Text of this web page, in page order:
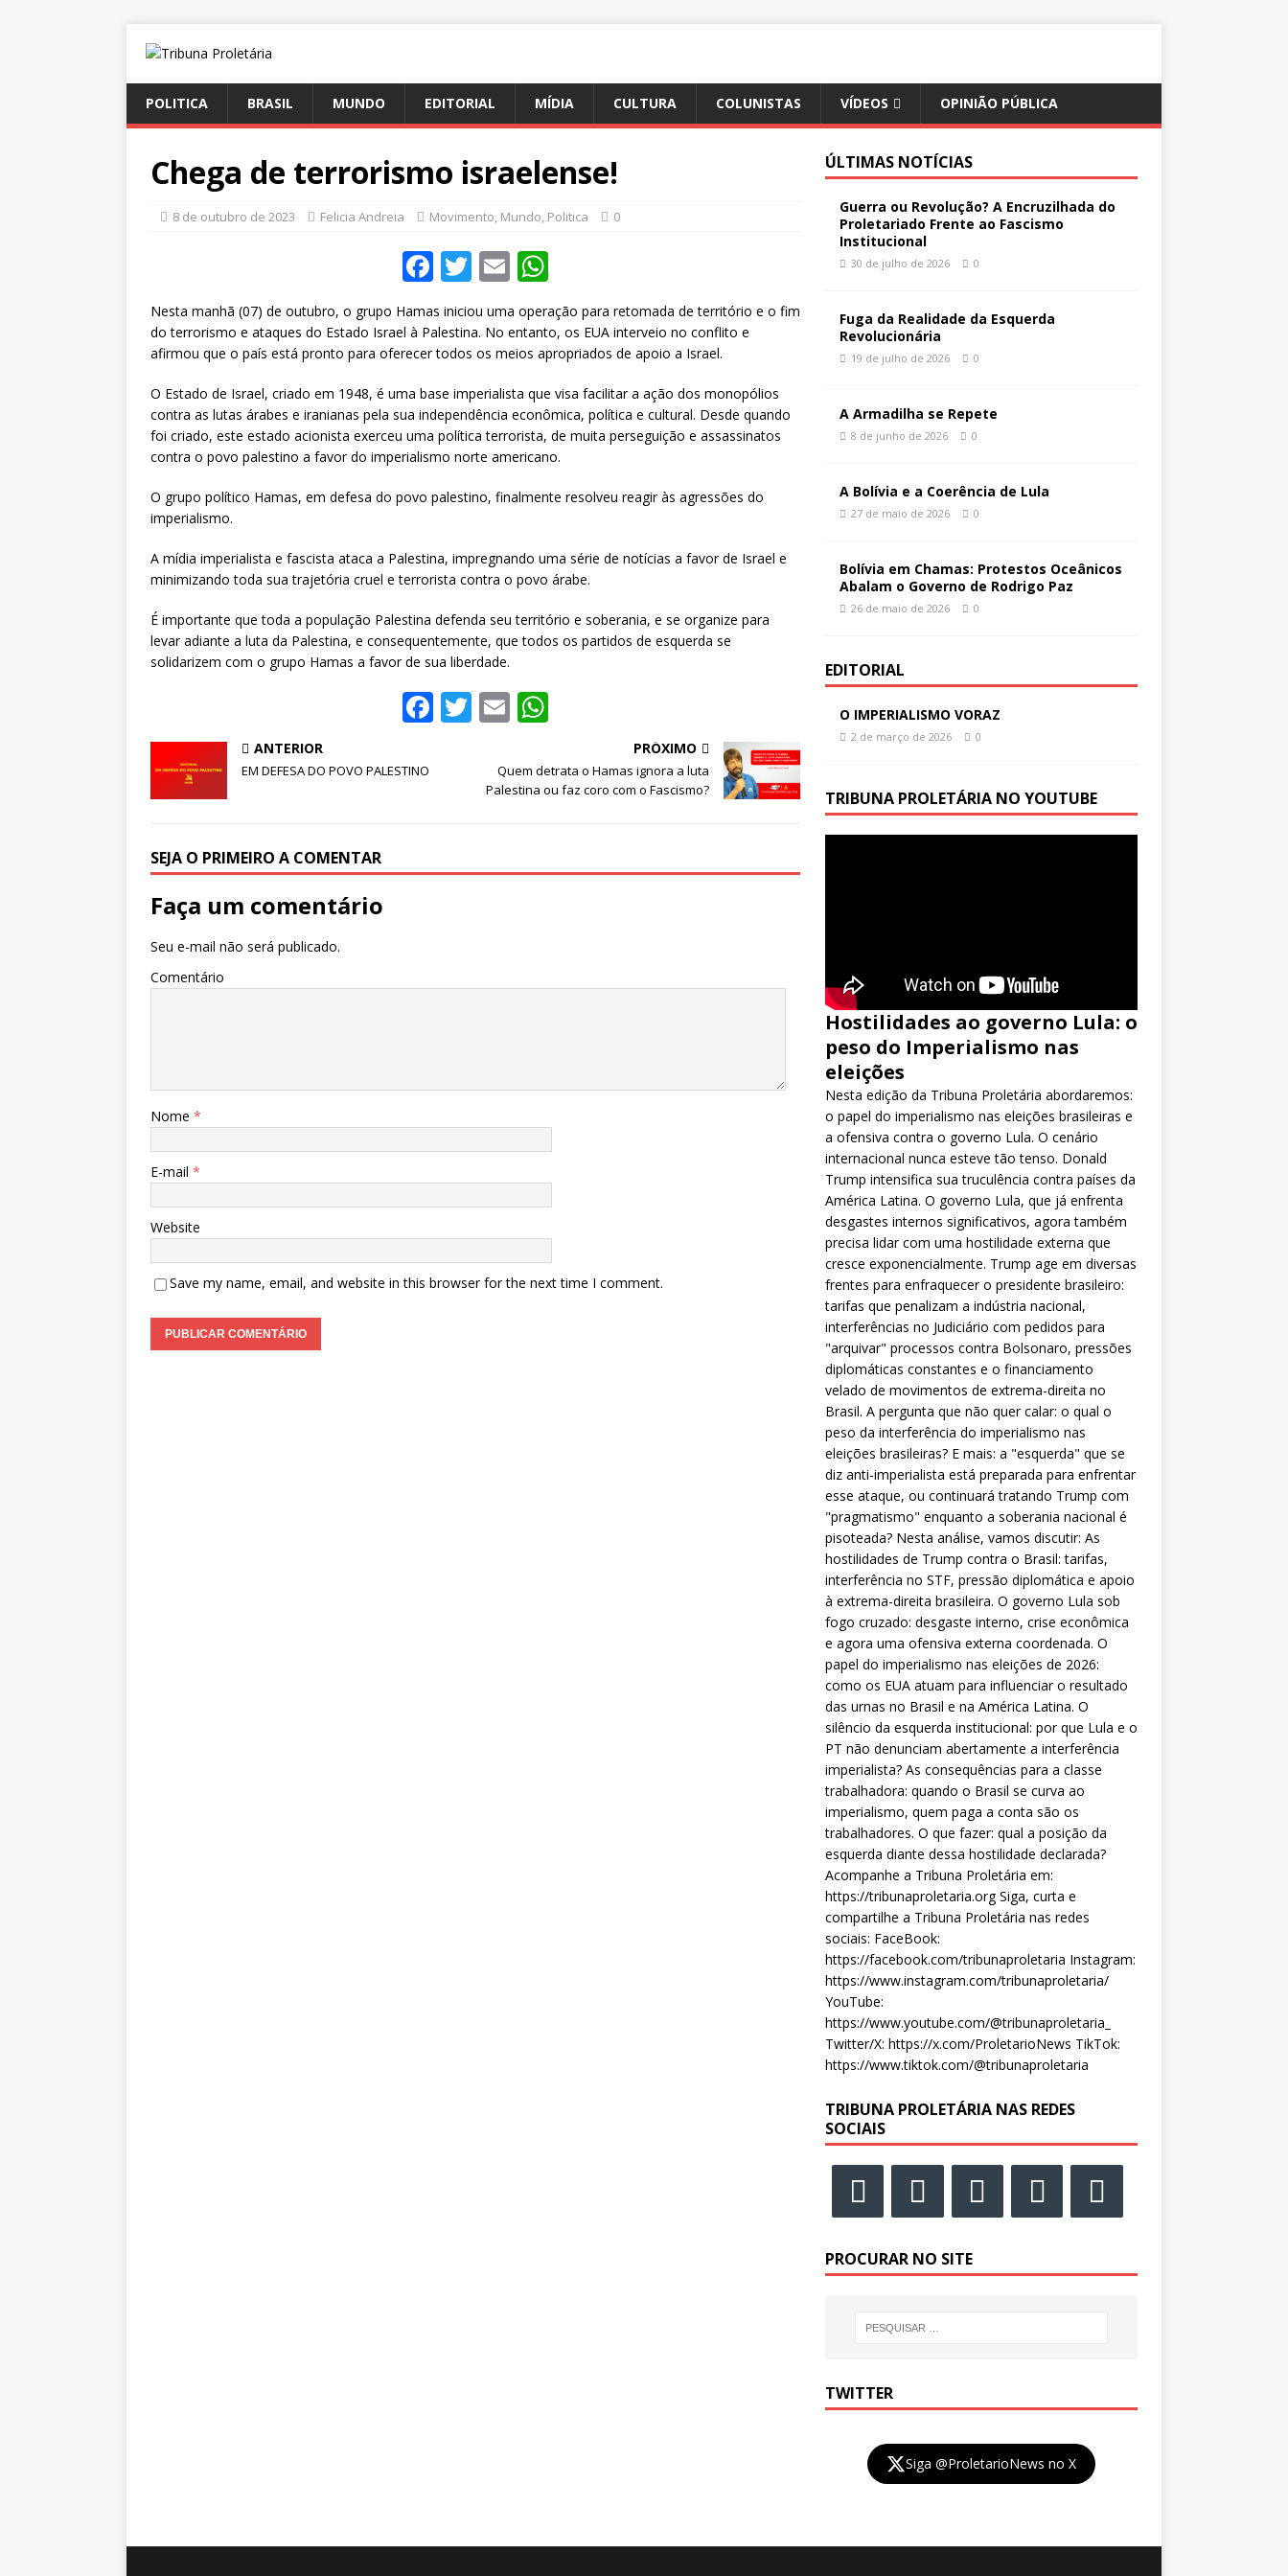
POLITICA BRASIL MUNDO EDITORIAL MÍDIA CULTURA COLUNISTAS VÍDEOS OPINIÃO PÚBLICA
Chega de terrorismo israelense!
8 de outubro de 2023 Felicia Andreia Movimento, Mundo, Politica 0
F
a
c
e
b
o
o
k
T
it
te
r
E
ai
l
h
at
s
A
p
p
Nesta manhã (07) de outubro, o grupo Hamas iniciou uma operação para retomada de território e o fim
do terrorismo e ataques do Estado Israel à Palestina. No entanto, os EUA interveio no conflito e
afirmou que o país está pronto para oferecer todos os meios apropriados de apoio a Israel.
O Estado de Israel, criado em 1948, é uma base imperialista que visa facilitar a ação dos monopólios
contra as lutas árabes e iranianas pela sua independência econômica, política e cultural. Desde quando
foi criado, este estado acionista exerceu uma política terrorista, de muita perseguição e assassinatos
contra o povo palestino a favor do imperialismo norte americano.
O grupo político Hamas, em defesa do povo palestino, finalmente resolveu reagir às agressões do
imperialismo.
A mídia imperialista e fascista ataca a Palestina, impregnando uma série de notícias a favor de Israel e
minimizando toda sua trajetória cruel e terrorista contra o povo árabe.
É importante que toda a população Palestina defenda seu território e soberania, e se organize para
levar adiante a luta da Palestina, e consequentemente, que todos os partidos de esquerda se
solidarizem com o grupo Hamas a favor de sua liberdade.
F T
it
te
E
ai
l
at
s
ANTERIOR
EM DEFESA DO POVO PALESTINO
PRÓXIMO
Quem detrata o Hamas ignora a luta
Palestina ou faz coro com o Fascismo?
SEJA O PRIMEIRO A COMENTAR
Faça um comentário
Seu e-mail não será publicado.
Comentário
Nome *
E-mail *
Website
Save my name, email, and website in this browser for the next time I comment.
ÚLTIMAS NOTÍCIAS
Guerra ou Revolução? A Encruzilhada do
Proletariado Frente ao Fascismo
Institucional
30 de julho de 2026 0
Fuga da Realidade da Esquerda
Revolucionária
19 de julho de 2026 0
A Armadilha se Repete
8 de junho de 2026 0
A Bolívia e a Coerência de Lula
27 de maio de 2026 0
Bolívia em Chamas: Protestos Oceânicos
Abalam o Governo de Rodrigo Paz
26 de maio de 2026 0
EDITORIAL
O IMPERIALISMO VORAZ
2 de março de 2026 0
TRIBUNA PROLETÁRIA NO YOUTUBE
Hostilidades ao governo Lula: o
peso do Imperialismo nas
eleições
Nesta edição da Tribuna Proletária abordaremos:
o papel do imperialismo nas eleições brasileiras e
a ofensiva contra o governo Lula. O cenário
internacional nunca esteve tão tenso. Donald
Trump intensifica sua truculência contra países da
América Latina. O governo Lula, que já enfrenta
desgastes internos significativos, agora também
precisa lidar com uma hostilidade externa que
cresce exponencialmente. Trump age em diversas
frentes para enfraquecer o presidente brasileiro:
tarifas que penalizam a indústria nacional,
interferências no Judiciário com pedidos para
"arquivar" processos contra Bolsonaro, pressões
diplomáticas constantes e o financiamento
velado de movimentos de extrema-direita no
Brasil. A pergunta que não quer calar: o qual o
peso da interferência do imperialismo nas
eleições brasileiras? E mais: a "esquerda" que se
diz anti-imperialista está preparada para enfrentar
esse ataque, ou continuará tratando Trump com
"pragmatismo" enquanto a soberania nacional é
pisoteada? Nesta análise, vamos discutir: As
hostilidades de Trump contra o Brasil: tarifas,
interferência no STF, pressão diplomática e apoio
à extrema-direita brasileira. O governo Lula sob
fogo cruzado: desgaste interno, crise econômica
e agora uma ofensiva externa coordenada. O
papel do imperialismo nas eleições de 2026:
como os EUA atuam para influenciar o resultado
das urnas no Brasil e na América Latina. O
silêncio da esquerda institucional: por que Lula e o
PT não denunciam abertamente a interferência
imperialista? As consequências para a classe
trabalhadora: quando o Brasil se curva ao
imperialismo, quem paga a conta são os
trabalhadores. O que fazer: qual a posição da
esquerda diante dessa hostilidade declarada?
Acompanhe a Tribuna Proletária em:
https://tribunaproletaria.org Siga, curta e
compartilhe a Tribuna Proletária nas redes
sociais: FaceBook:
https://facebook.com/tribunaproletaria Instagram:
https://www.instagram.com/tribunaproletaria/
YouTube:
https://www.youtube.com/@tribunaproletaria_
Twitter/X: https://x.com/ProletarioNews TikTok:
https://www.tiktok.com/@tribunaproletaria
TRIBUNA PROLETÁRIA NAS REDES
SOCIAIS
PROCURAR NO SITE
TWITTER
Siga @ProletarioNews no X